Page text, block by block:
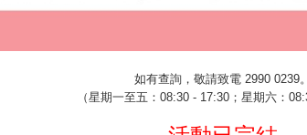
如有查詢，敬請致電 2990 0239。
（星期一至五： 08:30 - 17:30；星期六：